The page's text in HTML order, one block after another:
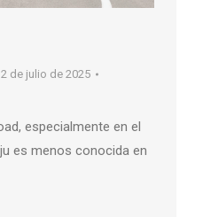
2 de julio de 2025
especialmente en el
es menos conocida en